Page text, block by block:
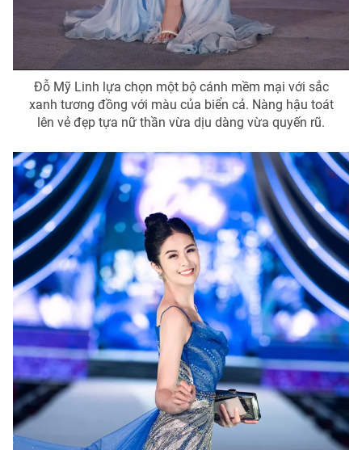
® Cấm sao chép dưới mọi hình thức nếu không có sự chấp
thuận bằng văn bản. Ghi rõ nguồn VTV.vn khi phát hành lại
thông tin từ website này.
Đỗ Mỹ Linh lựa chọn một bộ cánh mềm mại với sắc
xanh tương đồng với màu của biển cả. Nàng hậu toát
lên vẻ đẹp tựa nữ thần vừa dịu dàng vừa quyến rũ.